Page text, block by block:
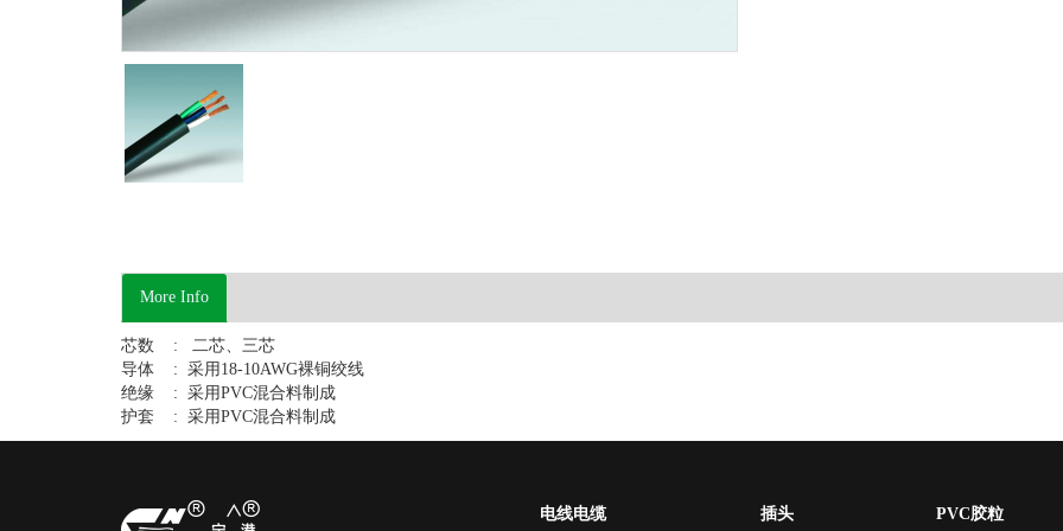
More Info
芯数 : 二芯、三芯
导体 : 采用18-10AWG裸铜绞线
绝缘 : 采用PVC混合料制成
护套 : 采用PVC混合料制成
电线电缆 插头 PVC胶粒